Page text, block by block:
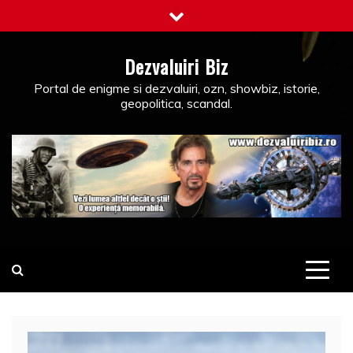
to
Dezvaluiri Biz
Portal de enigme si dezvaluiri, ozn, showbiz, istorie,
geopolitica, scandal.